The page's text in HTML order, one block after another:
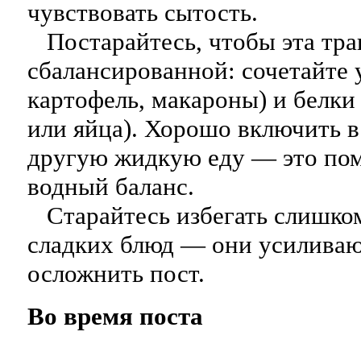
чувствовать сытость.
Постарайтесь, чтобы эта
сбалансированной: сочетайте
картофель, макароны) и
или яйца). Хорошо включить
другую жидкую еду — это
водный баланс.
Старайтесь избегать
сладких блюд — они
осложнить пост.
Во время поста